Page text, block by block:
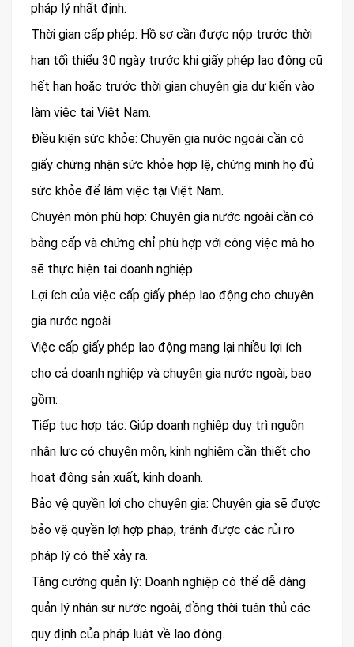
pháp lý nhất định:
Thời gian cấp phép: Hồ sơ cần được nộp trước thời
hạn tối thiểu 30 ngày trước khi giấy phép lao động cũ
hết hạn hoặc trước thời gian chuyên gia dự kiến vào
làm việc tại Việt Nam.
Điều kiện sức khỏe: Chuyên gia nước ngoài cần có
giấy chứng nhận sức khỏe hợp lệ, chứng minh họ đủ
sức khỏe để làm việc tại Việt Nam.
Chuyên môn phù hợp: Chuyên gia nước ngoài cần có
bằng cấp và chứng chỉ phù hợp với công việc mà họ
sẽ thực hiện tại doanh nghiệp.
Lợi ích của việc cấp giấy phép lao động cho chuyên
gia nước ngoài
Việc cấp giấy phép lao động mang lại nhiều lợi ích
cho cả doanh nghiệp và chuyên gia nước ngoài, bao
gồm:
Tiếp tục hợp tác: Giúp doanh nghiệp duy trì nguồn
nhân lực có chuyên môn, kinh nghiệm cần thiết cho
hoạt động sản xuất, kinh doanh.
Bảo vệ quyền lợi cho chuyên gia: Chuyên gia sẽ được
bảo vệ quyền lợi hợp pháp, tránh được các rủi ro
pháp lý có thể xảy ra.
Tăng cường quản lý: Doanh nghiệp có thể dễ dàng
quản lý nhân sự nước ngoài, đồng thời tuân thủ các
quy định của pháp luật về lao động.